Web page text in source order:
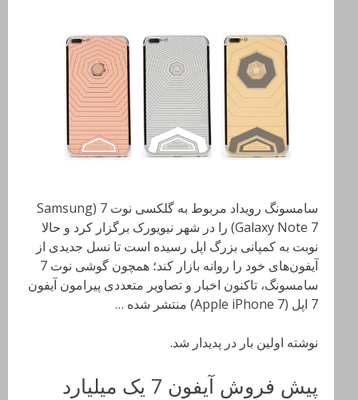
سامسونگ رویداد مربوط به گلکسی نوت 7 (Samsung
Galaxy Note 7) را در شهر نیویورک برگزار کرد و حالا
نوبت به کمپانی بزرگ اپل رسیده است تا نسل جدیدی از
آیفون‌های خود را روانه بازار کند؛ همچون گوشی نوت 7
سامسونگ، تاکنون اخبار و تصاویر متعددی پیرامون آیفون
7 اپل (Apple iPhone 7) منتشر شده …
نوشته اولین بار در پدیدار شد.
پیش فروش آیفون 7 یک میلیارد